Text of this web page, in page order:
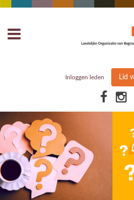
Inloggen leden Lid